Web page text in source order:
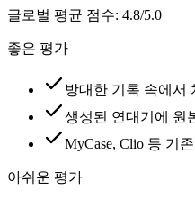
글로벌 평균 점수: 4.8/5.0
좋은 평가
방대한 기록 속에서
생성된 연대기에 원
MyCase, Clio 등 기
아쉬운 평가